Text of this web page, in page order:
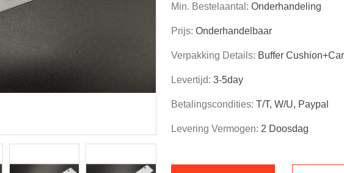
Min. Bestelaantal: Onderhandeling
Prijs: Onderhandelbaar
Verpakking Details: Buffer
Levertijd: 3-5day
Betalingscondities: T/T, W/U, Paypal
Levering Vermogen: 2 Doosdag